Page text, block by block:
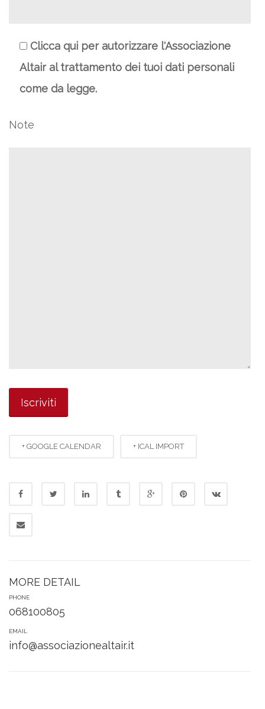
Clicca qui per autorizzare l'Associazione
Altair al trattamento dei tuoi dati personali
come da legge.
Note
+ GOOGLE CALENDAR + ICAL IMPORT
MORE DETAIL
PHONE
068100805
EMAIL
info@associazionealtair.it